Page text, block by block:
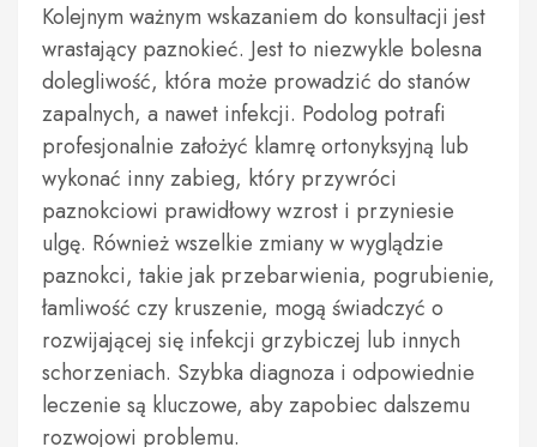
Kolejnym ważnym wskazaniem do konsultacji jest
wrastający paznokieć. Jest to niezwykle bolesna
dolegliwość, która może prowadzić do stanów
zapalnych, a nawet infekcji. Podolog potrafi
profesjonalnie założyć klamrę ortonyksyjną lub
wykonać inny zabieg, który przywróci
paznokciowi prawidłowy wzrost i przyniesie
ulgę. Również wszelkie zmiany w wyglądzie
paznokci, takie jak przebarwienia, pogrubienie,
łamliwość czy kruszenie, mogą świadczyć o
rozwijającej się infekcji grzybiczej lub innych
schorzeniach. Szybka diagnoza i odpowiednie
leczenie są kluczowe, aby zapobiec dalszemu
rozwojowi problemu.